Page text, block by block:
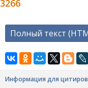
3266
Полный текст
Информация для